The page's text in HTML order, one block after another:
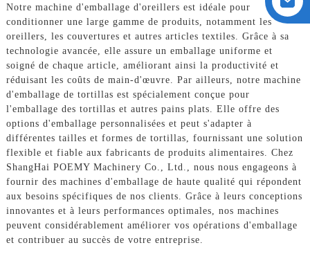
Notre machine d'emballage d'oreillers est idéale pour
conditionner une large gamme de produits, notamment les
oreillers, les couvertures et autres articles textiles. Grâce à sa
technologie avancée, elle assure un emballage uniforme et
soigné de chaque article, améliorant ainsi la productivité et
réduisant les coûts de main-d'œuvre. Par ailleurs, notre machine
d'emballage de tortillas est spécialement conçue pour
l'emballage des tortillas et autres pains plats. Elle offre des
options d'emballage personnalisées et peut s'adapter à
différentes tailles et formes de tortillas, fournissant une solution
flexible et fiable aux fabricants de produits alimentaires. Chez
ShangHai POEMY Machinery Co., Ltd., nous nous engageons à
fournir des machines d'emballage de haute qualité qui répondent
aux besoins spécifiques de nos clients. Grâce à leurs conceptions
innovantes et à leurs performances optimales, nos machines
peuvent considérablement améliorer vos opérations d'emballage
et contribuer au succès de votre entreprise.